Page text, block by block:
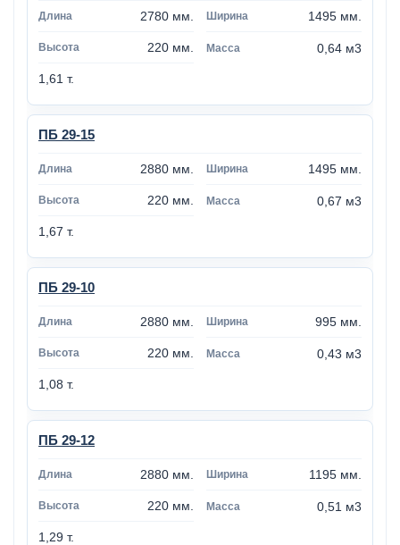
2780 мм. 1495 мм.
220 мм. 0,64 м3
1,61 т.
ПБ 29-15
2880 мм. 1495 мм.
220 мм. 0,67 м3
1,67 т.
ПБ 29-10
2880 мм. 995 мм.
220 мм. 0,43 м3
1,08 т.
ПБ 29-12
2880 мм. 1195 мм.
220 мм. 0,51 м3
1,29 т.